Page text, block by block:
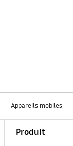
Appareils mobiles
Produit